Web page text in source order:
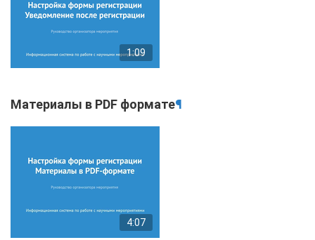
1:09
Материалы в PDF формате¶
4:07